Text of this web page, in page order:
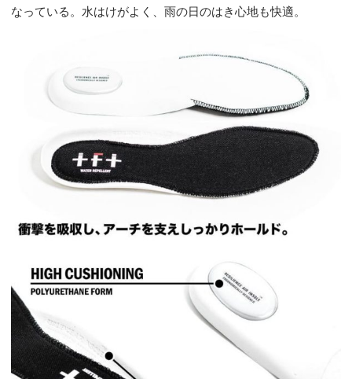
なっている。水はけがよく、雨の日のはき心地も快適。